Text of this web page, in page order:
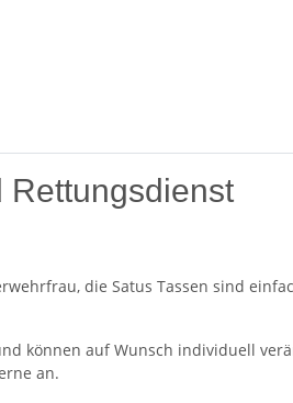
Rettungsdienst
die Satus Tassen sind
können auf Wunsch individuell
an.